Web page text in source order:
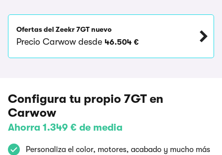
Ofertas del Zeekr 7GT nuevo
Precio Carwow desde 46.504 €
Configura tu propio 7GT en
Carwow
Ahorra 1.349 € de media
Personaliza el color, motores, acabado y mucho más